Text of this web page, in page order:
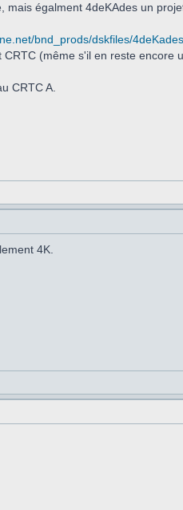
égalment 4deKAdes un
bnd_prods/dskfiles/
(même s'il en reste encore
CRTC A.
4K.